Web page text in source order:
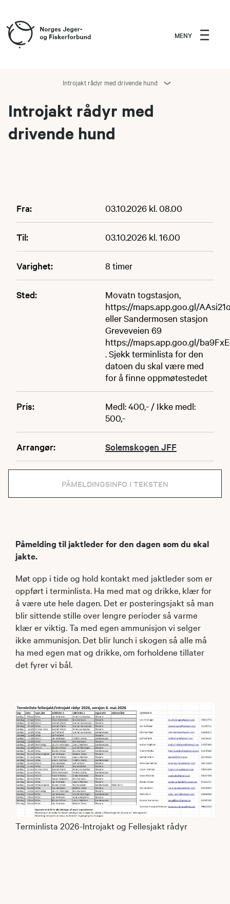
MENY
Introjakt rådyr med drivende hund
Introjakt rådyr med
drivende hund
Fra: 03.10.2026 kl. 08.00
Til: 03.10.2026 kl. 16.00
Varighet: 8 timer
Sted:
Movatn togstasjon,
https://maps.app.goo.gl/
eller Sandermosen stasjon
Greveveien 69
https://maps.app.goo.gl/
. Sjekk terminlista for den
datoen du skal være med
for å finne oppmøtestedet
Pris:
Medl: 400,- / Ikke medl:
500,-
Arrangør: Solemskogen JFF
PÅMELDINGSINFO I TEKSTEN
Påmelding til jaktleder for den dagen som du skal
jakte.
Møt opp i tide og hold kontakt med jaktleder som er
oppført i terminlista. Ha med mat og drikke, klær for
å være ute hele dagen. Det er posteringsjakt så man
blir sittende stille over lengre perioder så varme
klær er viktig. Ta med egen ammunisjon vi selger
ikke ammunisjon. Det blir lunch i skogen så alle må
ha med egen mat og drikke, om forholdene tillater
det fyrer vi bål.
Terminlista 2026-Introjakt og Fellesjakt rådyr